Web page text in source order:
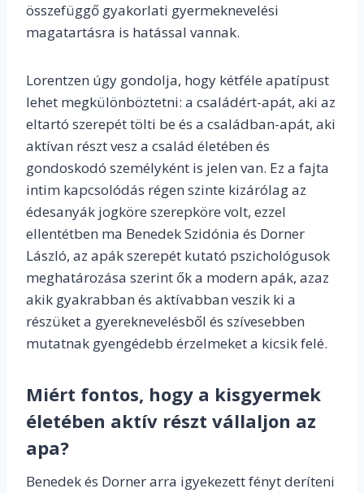
összefüggő gyakorlati gyermeknevelési
magatartásra is hatással vannak.
Lorentzen úgy gondolja, hogy kétféle apatípust
lehet megkülönböztetni: a családért-apát, aki az
eltartó szerepét tölti be és a családban-apát, aki
aktívan részt vesz a család életében és
gondoskodó személyként is jelen van. Ez a fajta
intim kapcsolódás régen szinte kizárólag az
édesanyák jogköre szerepköre volt, ezzel
ellentétben ma Benedek Szidónia és Dorner
László, az apák szerepét kutató pszichológusok
meghatározása szerint ők a modern apák, azaz
akik gyakrabban és aktívabban veszik ki a
részüket a gyereknevelésből és szívesebben
mutatnak gyengédebb érzelmeket a kicsik felé.
Miért fontos, hogy a kisgyermek
életében aktív részt vállaljon az
apa?
Benedek és Dorner arra igyekezett fényt deríteni